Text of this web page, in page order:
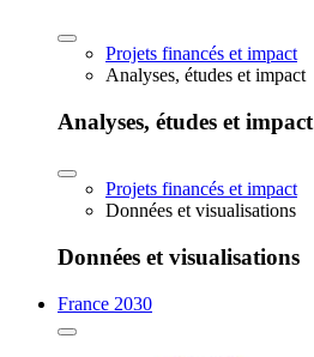
Projets financés et impact
Analyses, études et impact
Analyses, études et impact
Projets financés et impact
Données et visualisations
Données et visualisations
France 2030